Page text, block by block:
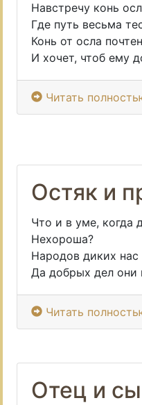
Навстречу конь
Где путь весьма
Конь от осла
И хочет, чтоб ему
Читать
Остяк и
Что и в уме, когда
Нехороша?
Народов диких нас
Да добрых дел они
Читать
Отец и